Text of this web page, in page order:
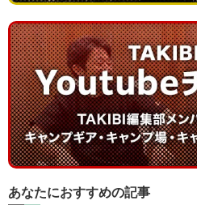
あなたにおすすめの記事